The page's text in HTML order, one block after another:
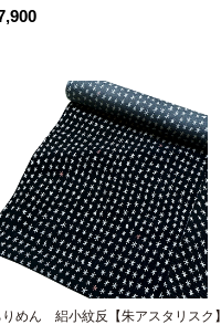
めん 絽小紋反【朱アスタリスク】